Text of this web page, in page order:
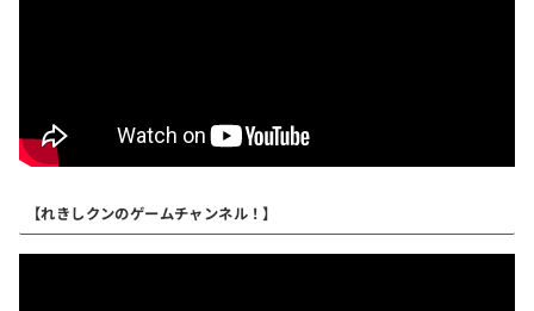
【れきしクンのゲームチャンネル！】